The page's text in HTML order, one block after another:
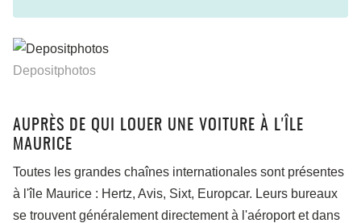
Depositphotos
AUPRÈS DE QUI LOUER UNE VOITURE À L'ÎLE
MAURICE
Toutes les grandes chaînes internationales sont présentes
à l'île Maurice : Hertz, Avis, Sixt, Europcar. Leurs bureaux
se trouvent généralement directement à l'aéroport et dans